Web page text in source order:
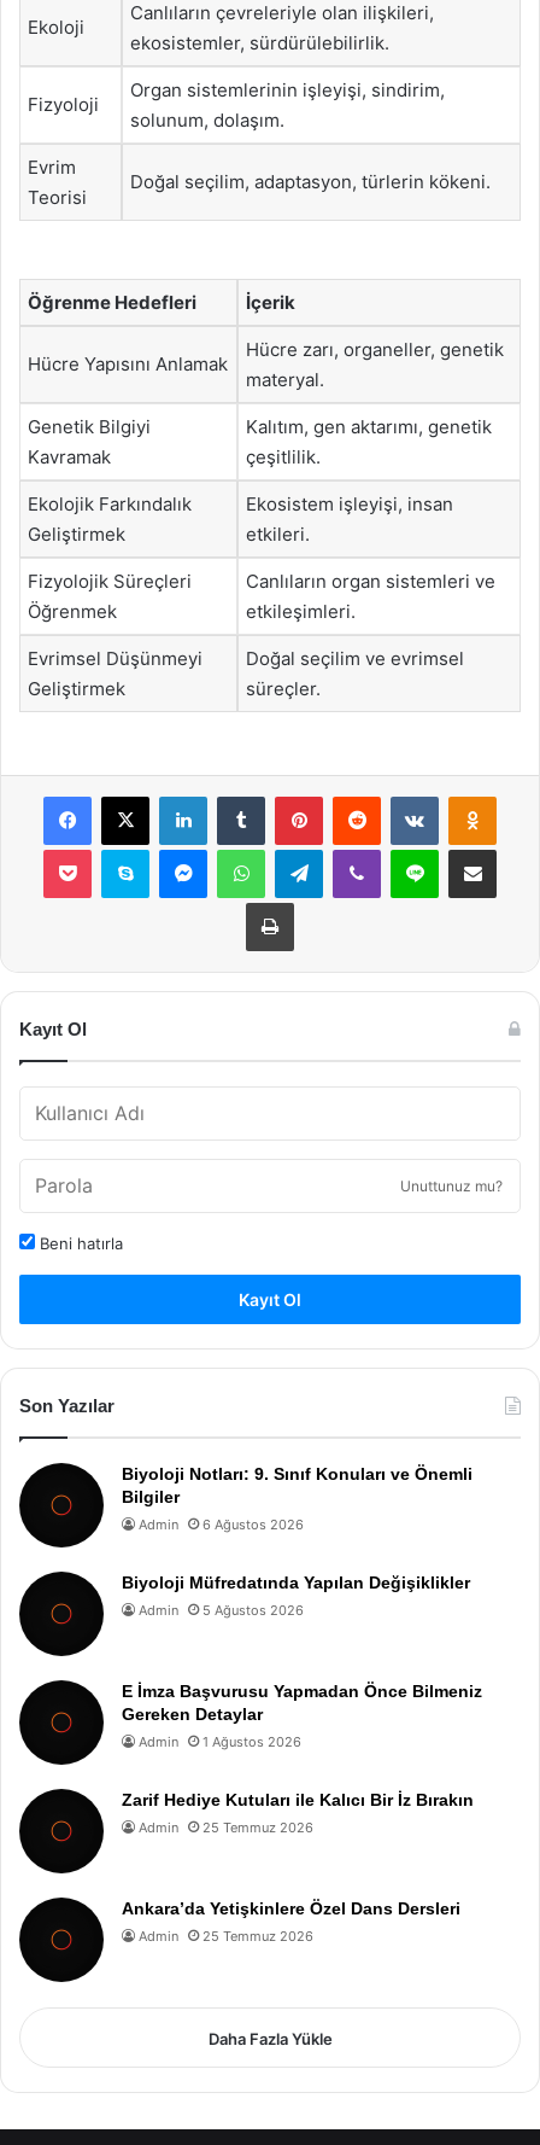
Ekoloji
Canlıların çevreleriyle olan ilişkileri,
ekosistemler, sürdürülebilirlik.
Fizyoloji
Organ sistemlerinin işleyişi, sindirim,
solunum, dolaşım.
Evrim
Teorisi
Doğal seçilim, adaptasyon, türlerin kökeni.
Öğrenme Hedefleri İçerik
Hücre Yapısını Anlamak
Hücre zarı, organeller, genetik
materyal.
Genetik Bilgiyi
Kavramak
Kalıtım, gen aktarımı, genetik
çeşitlilik.
Ekolojik Farkındalık
Geliştirmek
Ekosistem işleyişi, insan
etkileri.
Fizyolojik Süreçleri
Öğrenmek
Canlıların organ sistemleri ve
etkileşimleri.
Evrimsel Düşünmeyi
Geliştirmek
Doğal seçilim ve evrimsel
süreçler.
Facebook
X LinkedInTumblr PinterestReddit VKontakte
Pocket Skype MessengerWhatsAppTelegramViber Line E-Posta ile
Yazdır
Kayıt Ol
Unuttunuz mu?
Beni hatırla
Kayıt Ol
Son Yazılar
Biyoloji Notları: 9. Sınıf Konuları ve Önemli
Bilgiler
Admin 6 Ağustos 2026
Biyoloji Müfredatında Yapılan Değişiklikler
Admin 5 Ağustos 2026
E İmza Başvurusu Yapmadan Önce Bilmeniz
Gereken Detaylar
Admin 1 Ağustos 2026
Zarif Hediye Kutuları ile Kalıcı Bir İz Bırakın
Admin 25 Temmuz 2026
Ankara’da Yetişkinlere Özel Dans Dersleri
Admin 25 Temmuz 2026
Daha Fazla Yükle